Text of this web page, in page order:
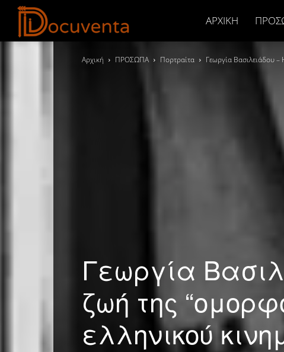
ΑΡΧΙΚΉ
Αρχική ΠΡΟΣΩΠΑ Πορτραίτα Γεωργία Βασιλειάδου
Γεωργία
ζωή της
ελληνικού